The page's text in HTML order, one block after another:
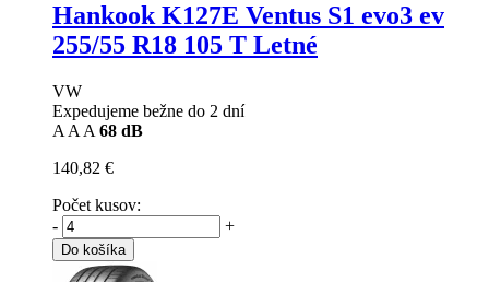
Hankook K127E Ventus S1 evo3 ev
255/55 R18 105 T Letné
VW
Expedujeme bežne do 2 dní
A A A 68 dB
140,82 €
Počet kusov:
-
+
Do košíka